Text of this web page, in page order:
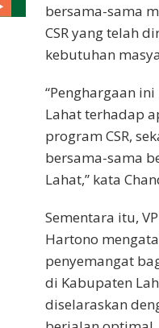
bersama-sama
CSR yang telah
kebutuhan
“Penghargaan
Lahat terhadap
program CSR,
bersama-sama
Lahat,” kata
Sementara itu,
Hartono
penyemangat
di Kabupaten
diselaraskan